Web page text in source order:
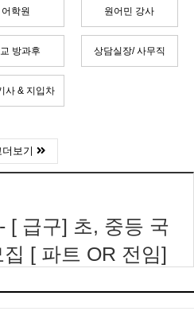
어학원 원어민 강사
방과후 상담실장/ 사무직
사 & 지입차
보기
[ 급구] 초, 중등 국
[ 파트 OR 전임]